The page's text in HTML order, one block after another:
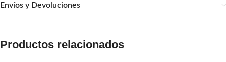
Envíos y Devoluciones
Productos relacionados